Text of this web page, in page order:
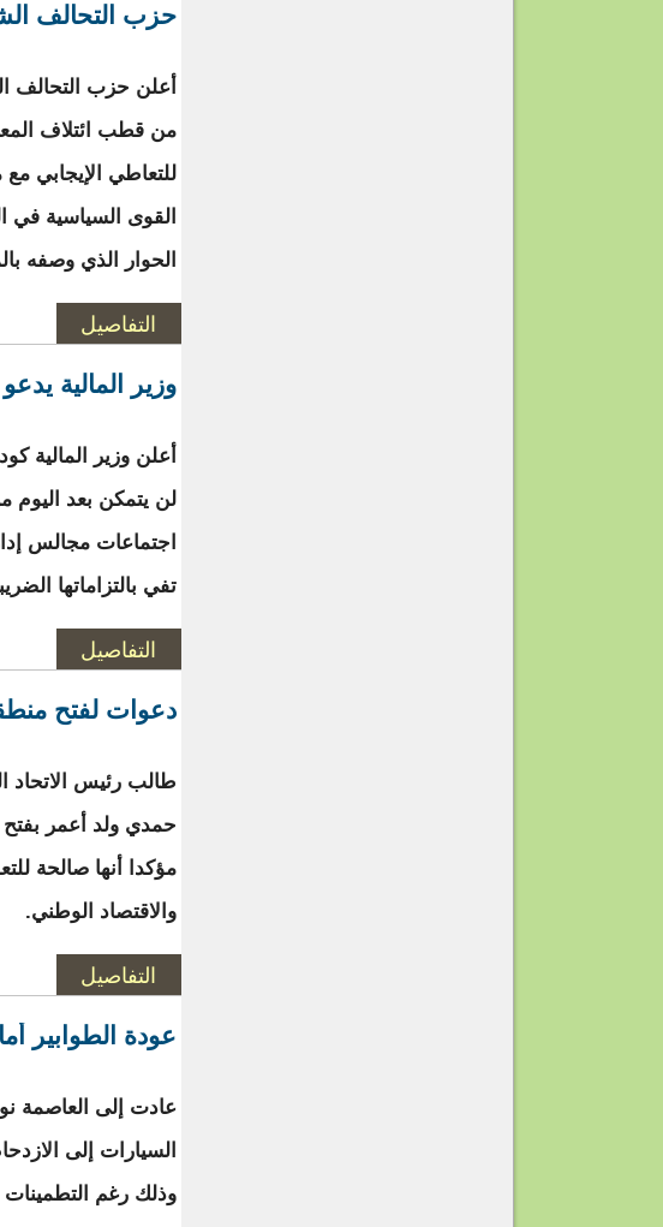
حزب التحالف
أعلن حزب التحالف
من قطب ائتلاف
للتعاطي الإيجابي
القوى السياسية في
الحوار الذي وصفه
التفاصيل
وزير المالية
أعلن وزير المالية
لن يتمكن بعد
اجتماعات مجالس
تفي بالتزاماتها
التفاصيل
دعوات لفتح
طالب رئيس الاتحاد
حمدي ولد أعمر بفتح
مؤكدا أنها صالحة
والاقتصاد الوطني.
التفاصيل
عودة الطوابير
عادت إلى العاصمة
السيارات إلى
وذلك رغم